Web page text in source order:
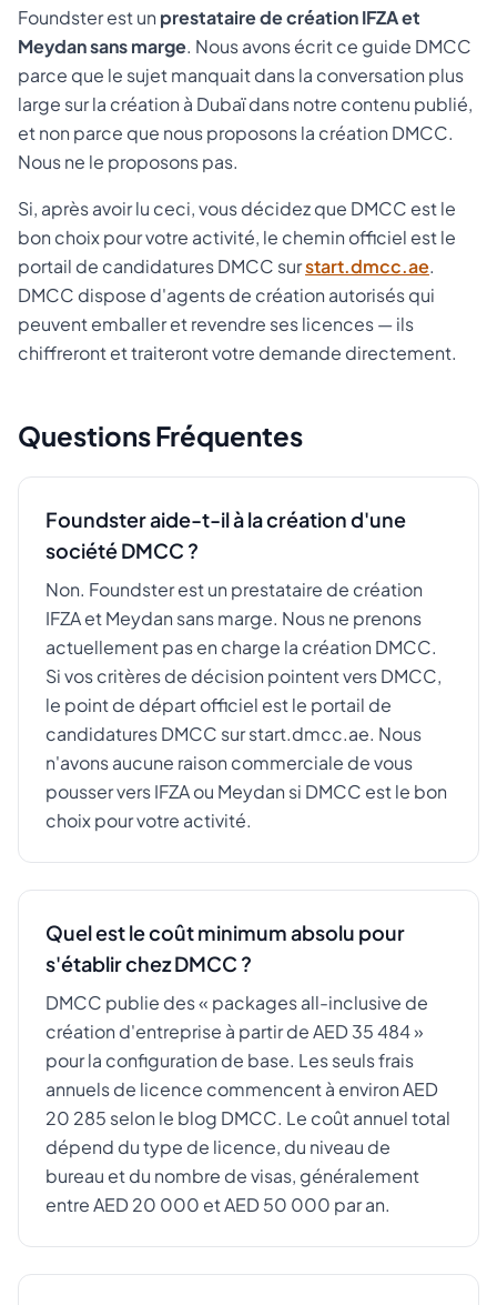
Foundster est un prestataire de création IFZA et
Meydan sans marge. Nous avons écrit ce guide DMCC
parce que le sujet manquait dans la conversation plus
large sur la création à Dubaï dans notre contenu publié,
et non parce que nous proposons la création DMCC.
Nous ne le proposons pas.
Si, après avoir lu ceci, vous décidez que DMCC est le
bon choix pour votre activité, le chemin officiel est le
portail de candidatures DMCC surstart.dmcc.ae.
DMCC dispose d'agents de création autorisés qui
peuvent emballer et revendre ses licences — ils
chiffreront et traiteront votre demande directement.
Questions Fréquentes
Foundster aide-t-il à la création d'une
société DMCC ?
Non. Foundster est un prestataire de création
IFZA et Meydan sans marge. Nous ne prenons
actuellement pas en charge la création DMCC.
Si vos critères de décision pointent vers DMCC,
le point de départ officiel est le portail de
candidatures DMCC sur start.dmcc.ae. Nous
n'avons aucune raison commerciale de vous
pousser vers IFZA ou Meydan si DMCC est le bon
choix pour votre activité.
Quel est le coût minimum absolu pour
s'établir chez DMCC ?
DMCC publie des « packages all-inclusive de
création d'entreprise à partir de AED 35 484 »
pour la configuration de base. Les seuls frais
annuels de licence commencent à environ AED
20 285 selon le blog DMCC. Le coût annuel total
dépend du type de licence, du niveau de
bureau et du nombre de visas, généralement
entre AED 20 000 et AED 50 000 par an.